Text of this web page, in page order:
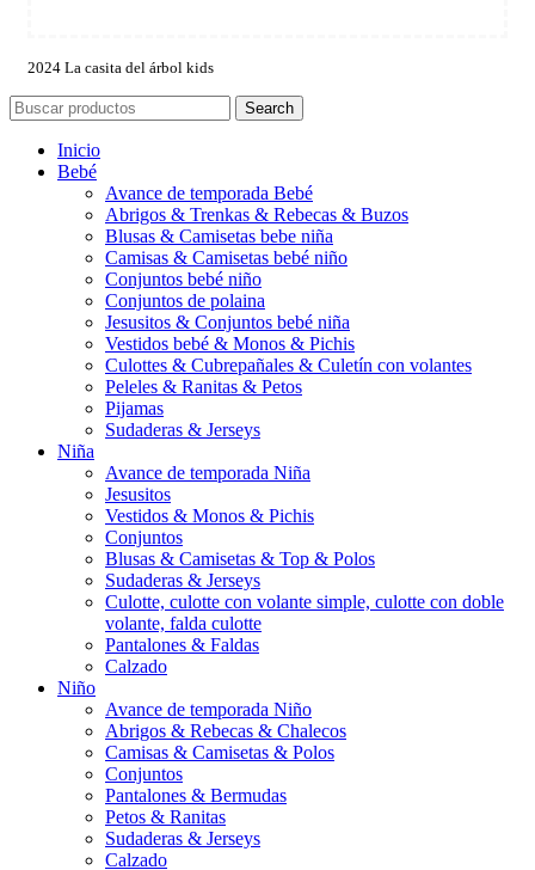
2024 La casita del árbol kids
Search
Inicio
Bebé
Avance de temporada Bebé
Abrigos & Trenkas & Rebecas & Buzos
Blusas & Camisetas bebe niña
Camisas & Camisetas bebé niño
Conjuntos bebé niño
Conjuntos de polaina
Jesusitos & Conjuntos bebé niña
Vestidos bebé & Monos & Pichis
Culottes & Cubrepañales & Culetín con volantes
Peleles & Ranitas & Petos
Pijamas
Sudaderas & Jerseys
Niña
Avance de temporada Niña
Jesusitos
Vestidos & Monos & Pichis
Conjuntos
Blusas & Camisetas & Top & Polos
Sudaderas & Jerseys
Culotte, culotte con volante simple, culotte con doble
volante, falda culotte
Pantalones & Faldas
Calzado
Niño
Avance de temporada Niño
Abrigos & Rebecas & Chalecos
Camisas & Camisetas & Polos
Conjuntos
Pantalones & Bermudas
Petos & Ranitas
Sudaderas & Jerseys
Calzado